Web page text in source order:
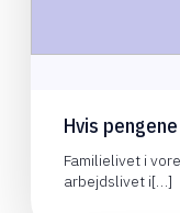
Hvis
Familielivet i
arbejdslivet i[…]